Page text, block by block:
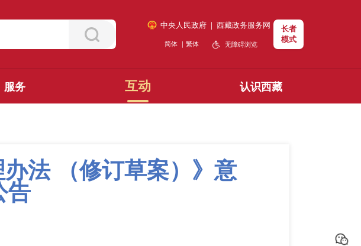
中央人民政府 ｜ 西藏政务服务网
简体｜ 繁体 无障碍浏览
长者
模式
服务 互动 认识西藏
法 （修订草案）》意
告